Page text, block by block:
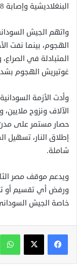
البنغلاديشية وإصابة 8 آخرين.
واتهم الجيش
الهجوم، بينما نفت
المتبادلة في
غوتيريش الهجوم
وأدت الأزمة
الآلاف ونزوح
حصار مستمر على
إطلاق النار، تسهيل
شاملة.
ويدعم موقف مصر
ورفض أي تقسيم أو
خاصة الجيش